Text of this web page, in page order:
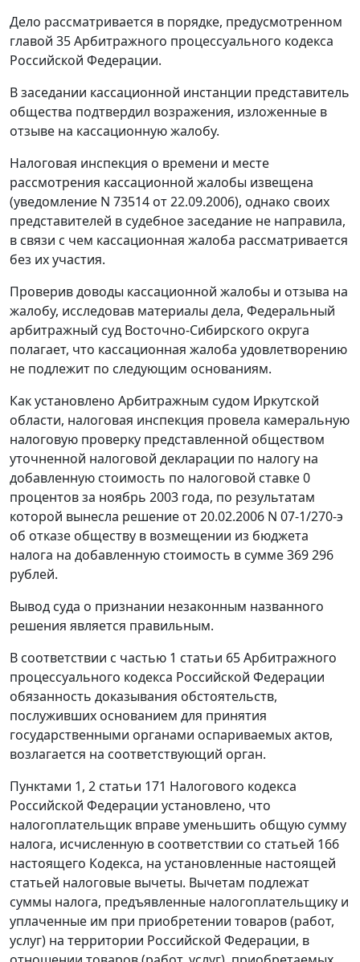
Дело рассматривается в порядке, предусмотренном
главой 35Арбитражного процессуального кодекса
Российской Федерации.
В заседании кассационной инстанции представитель
общества подтвердил возражения, изложенные в
отзыве на кассационную жалобу.
Налоговая инспекция о времени и месте
рассмотрения кассационной жалобы извещена
(уведомление N 73514 от 22.09.2006), однако своих
представителей в судебное заседание не направила,
в связи с чем кассационная жалоба рассматривается
без их участия.
Проверив доводы кассационной жалобы и отзыва на
жалобу, исследовав материалы дела, Федеральный
арбитражный суд Восточно-Сибирского округа
полагает, что кассационная жалоба удовлетворению
не подлежит по следующим основаниям.
Как установлено Арбитражным судом Иркутской
области, налоговая инспекция провела камеральную
налоговую проверку представленной обществом
уточненной налоговой декларации по налогу на
добавленную стоимость по налоговой ставке 0
процентов за ноябрь 2003 года, по результатам
которой вынесла решение от 20.02.2006 N 07-1/270-э
об отказе обществу в возмещении из бюджета
налога на добавленную стоимость в сумме 369 296
рублей.
Вывод суда о признании незаконным названного
решения является правильным.
В соответствии с частью 1 статьи 65Арбитражного
процессуального кодекса Российской Федерации
обязанность доказывания обстоятельств,
послуживших основанием для принятия
государственными органами оспариваемых актов,
возлагается на соответствующий орган.
Пунктами 1, 2 статьи 171 Налогового кодекса
Российской Федерации установлено, что
налогоплательщик вправе уменьшить общую сумму
налога, исчисленную в соответствии со статьей 166
настоящего Кодекса, на установленные настоящей
статьей налоговые вычеты. Вычетам подлежат
суммы налога, предъявленные налогоплательщику и
уплаченные им при приобретении товаров (работ,
услуг) на территории Российской Федерации, в